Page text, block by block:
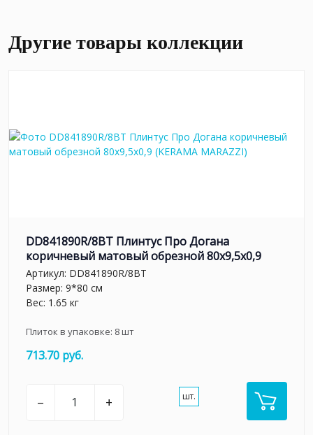
Другие товары коллекции
DD841890R/8BT Плинтус Про Догана
коричневый матовый обрезной 80x9,5x0,9
Артикул: DD841890R/8BT
Размер: 9*80 см
Вес: 1.65 кг
Плиток в упаковке: 8шт
713.70 руб.
– + шт.